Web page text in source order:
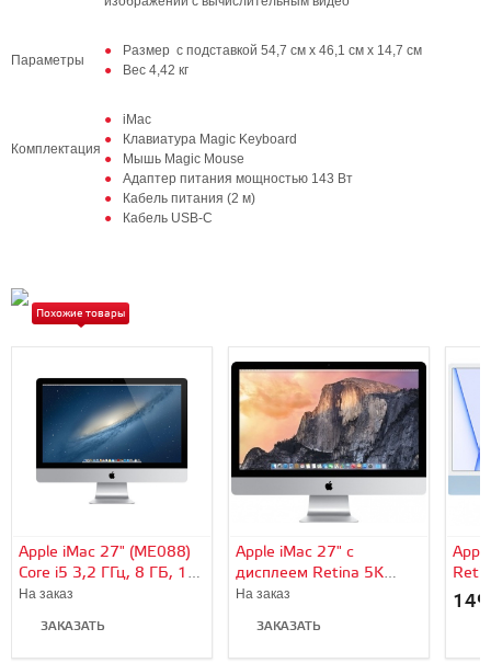
Параметры
Размер с подставкой 54,7 см х 46,1 см х 14,7 см
Вес 4,42 кг
Комплектация
iMac
Клавиатура Magic Keyboard
Мышь Magic Mouse
Адаптер питания мощностью 143 Вт
Кабель питания (2 м)
Кабель USB‑C
Похожие товары
Apple iMac 27" (ME088)
Core i5 3,2 ГГц, 8 ГБ, 1
TБ, GT 755M
На заказ
ЗАКАЗАТЬ
Apple iMac 27" с
дисплеем Retina 5K
(MF885) Core i5 3,3 ГГц,
M290
На заказ
ЗАКАЗАТЬ
M1